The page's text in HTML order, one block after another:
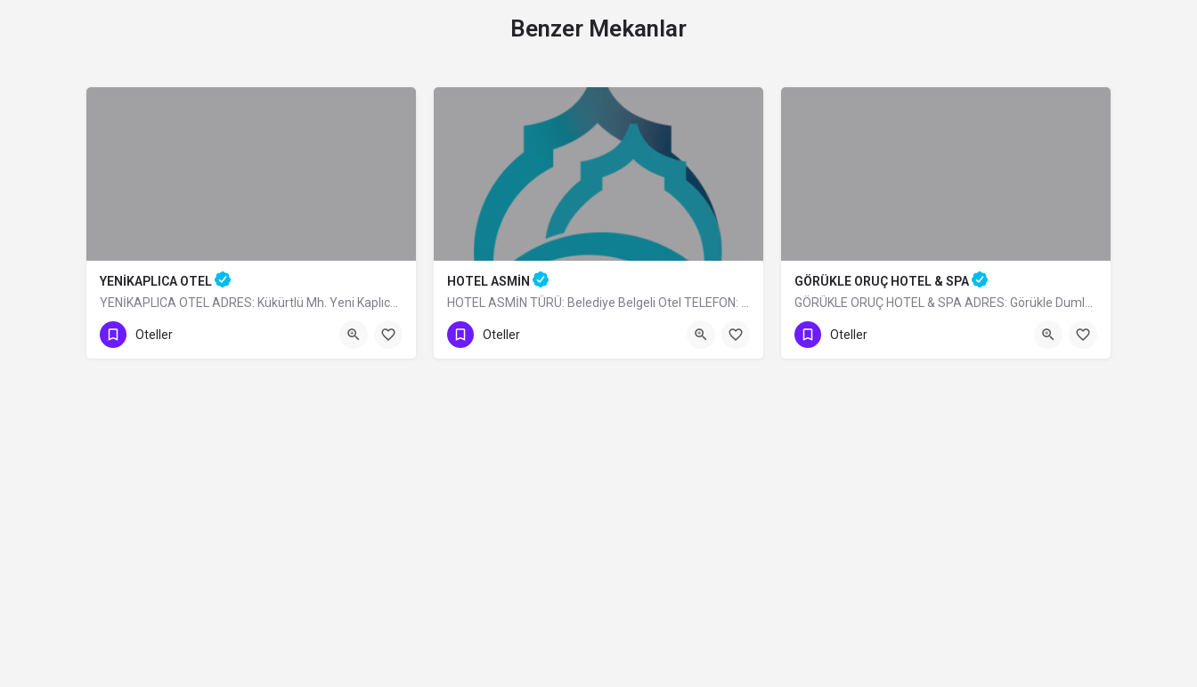
Benzer Mekanlar
YENİKAPLICA OTEL
YENİKAPLICA OTEL ADRES: Kükürtlü Mh. Yeni Kaplıca Cd. N:6 Osmangazi/BURSA TÜRÜ: Belediye Belgeli…
0 (224) 236 69 68
Oteller
HOTEL ASMİN
HOTEL ASMİN TÜRÜ: Belediye Belgeli Otel TELEFON: 0 (224) 225 10 24
0 (224)225 10 24
Oteller
GÖRÜKLE ORUÇ HOTEL & SPA
GÖRÜKLE ORUÇ HOTEL & SPA ADRES: Görükle Dumlupınar Mh. İskele Sk. N:13…
0 (224) 483 32 99
Oteller